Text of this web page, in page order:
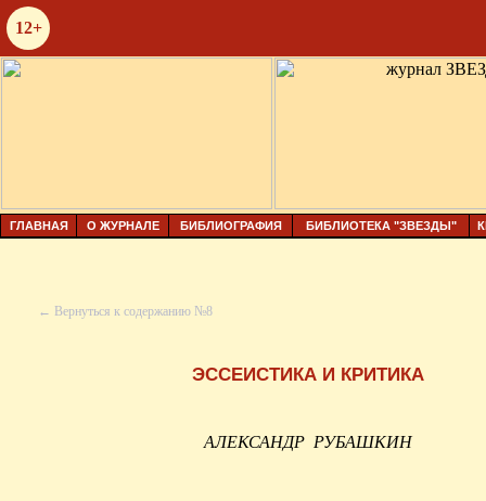
12+
ГЛАВНАЯ О ЖУРНАЛЕ БИБЛИОГРАФИЯ БИБЛИОТЕКА "ЗВЕЗДЫ"
← Вернуться к содержанию №8
ЭССЕИСТИКА И КРИТИКА
АЛЕКСАНДР РУБАШКИН